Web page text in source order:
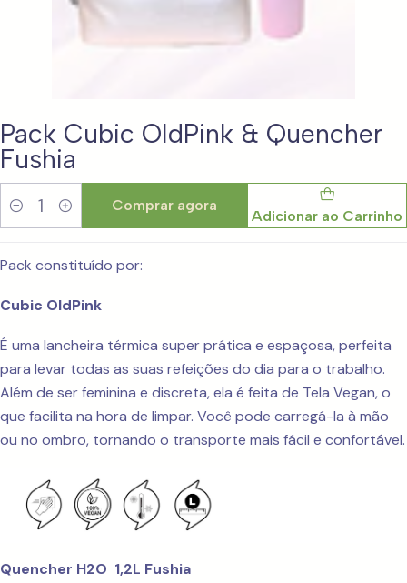
Pack Cubic OldPink & Quencher
Fushia
Quantidade Adicionar ao Carrinho
Comprar agora
Pack constituído por:
Cubic OldPink
É uma lancheira térmica super prática e espaçosa, perfeita
para levar todas as suas refeições do dia para o trabalho.
Além de ser feminina e discreta, ela é feita de Tela Vegan, o
que facilita na hora de limpar. Você pode carregá-la à mão
ou no ombro, tornando o transporte mais fácil e confortável.
Quencher H2O 1,2L Fushia